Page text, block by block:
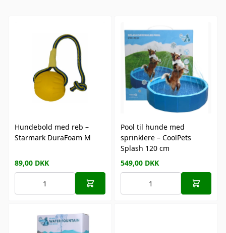
Hundebold med reb –
Starmark DuraFoam M
89,00 DKK
Pool til hunde med
sprinklere – CoolPets
Splash 120 cm
549,00 DKK